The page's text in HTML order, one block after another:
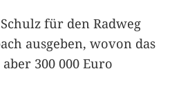
für den Radweg
ausgeben, wovon das
300 000 Euro